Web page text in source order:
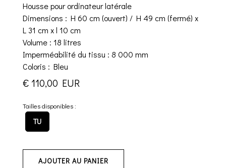
Housse pour ordinateur latérale
Dimensions : H 60 cm (ouvert) / H 49 cm (fermé) x
L 31 cm x l 10 cm
Volume : 18 litres
Imperméabilité du tissu : 8 000 mm
Coloris : Bleu
€ 110,00 EUR
Tailles disponibles :
TU
AJOUTER AU PANIER